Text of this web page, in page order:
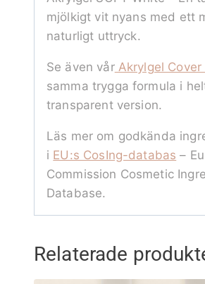
mjölkigt vit nyans med ett
naturligt uttryck.
Se även vårAkrylgel
samma trygga formula i
transparent version.
Läs mer om godkända
i EU:s CosIng-databas –
Commission Cosmetic
Database.
Relaterade